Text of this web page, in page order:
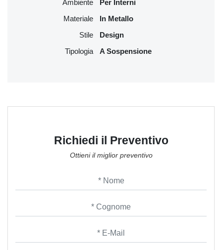
Richiedi il Preventivo
Ottieni il miglior preventivo
Ambiente Per Interni
Materiale In Metallo
Stile Design
Tipologia A Sospensione